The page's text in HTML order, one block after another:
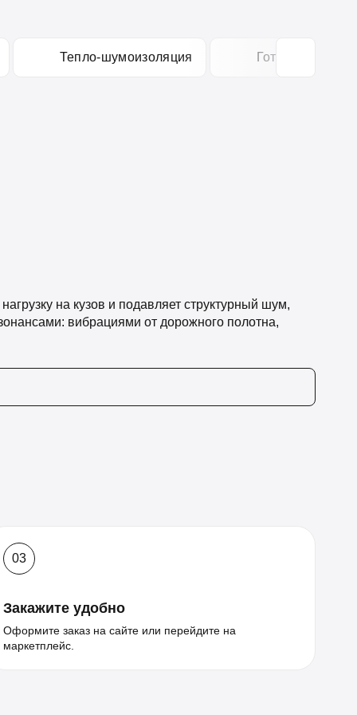
Тепло-шумоизоляция Готовые
на кузов и подавляет структурный шум,
вибрациями от дорожного полотна,
03
Закажите удобно
Оформите заказ на сайте или перейдите на
маркетплейс.